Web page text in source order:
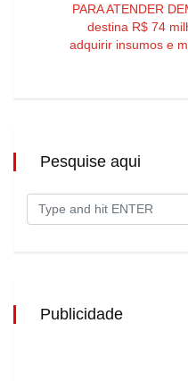
PARA ATENDER
destina R$ 74
adquirir insumos e
Pesquise aqui
Publicidade